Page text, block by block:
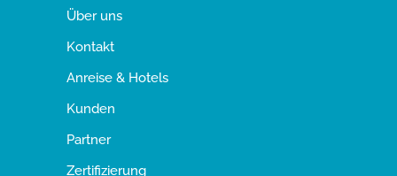
Über uns
Kontakt
Anreise & Hotels
Kunden
Partner
Zertifizierung